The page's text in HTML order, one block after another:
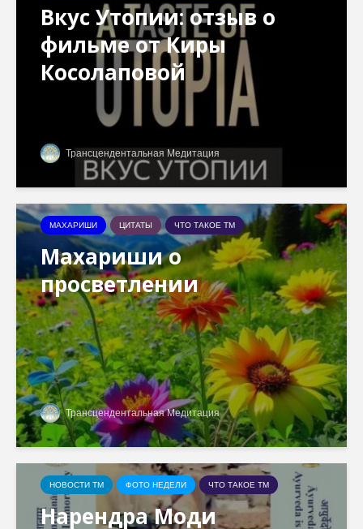
Вкус Утопии: отзыв о
фильме от Киры
Косолаповой
Трансцендентальная Медитация
МАХАРИШИ ЦИТАТЫ ЧТО ТАКОЕ ТМ
Махариши о
просветлении
Трансцендентальная Медитация
НОВОСТИ ТМ ФОТО НЕДЕЛИ ЧТО ТАКОЕ ТМ
Нарендра Моди